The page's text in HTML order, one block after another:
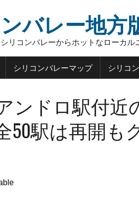
バレー地方
リコンバレーからホットなローカル
シリコンバレーマップ シリコ
ンドロ駅付近
50駅は再開も